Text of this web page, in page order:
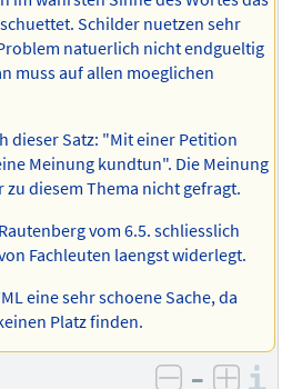
Schilder nuetzen sehr
natuerlich nicht endgueltig
muss auf allen moeglichen
dieser Satz: "Mit einer Petition
Meinung kundtun". Die Meinung
diesem Thema nicht gefragt.
vom 6.5. schliesslich
Fachleuten laengst widerlegt.
eine sehr schoene Sache, da
Platz finden.
–